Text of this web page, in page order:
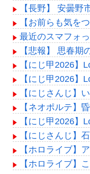
【長野】 安曇
【お前らも気を
最近のスマフォ
【悲報】 思春
【にじ甲2026
【にじ甲2026
【にじさんじ】
【ネオポルテ】
【にじ甲2026
【にじさんじ】
【ホロライブ】
【ホロライブ】